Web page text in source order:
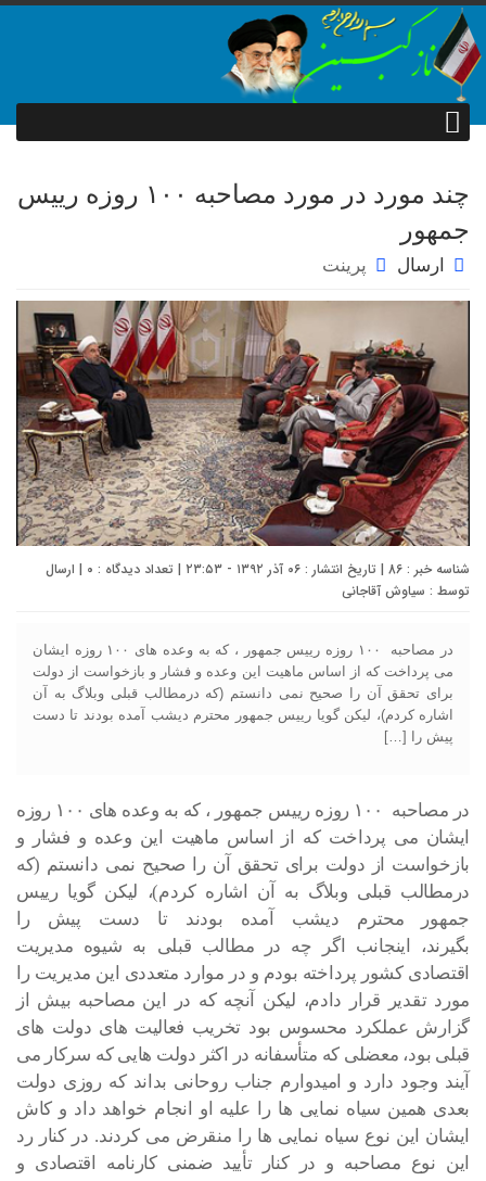
چند مورد در مورد مصاحبه ۱۰۰ روزه رییس
جمهور
ارسال پرینت
شناسه خبر : 86 | تاریخ انتشار : ۰۶ آذر ۱۳۹۲ - ۲۳:۵۳ | تعداد دیدگاه : ۰ | ارسال
توسط : سیاوش آقاجانی
در مصاحبه ۱۰۰ روزه رییس جمهور ، که به وعده های ۱۰۰ روزه ایشان
می پرداخت که از اساس ماهیت این وعده و فشار و بازخواست از دولت
برای تحقق آن را صحیح نمی دانستم (که درمطالب قبلی وبلاگ به آن
اشاره کردم)، لیکن گویا رییس جمهور محترم دیشب آمده بودند تا دست
پیش را […]
در مصاحبه ۱۰۰ روزه رییس جمهور ، که به وعده های ۱۰۰ روزه
ایشان می پرداخت که از اساس ماهیت این وعده و فشار و
بازخواست از دولت برای تحقق آن را صحیح نمی دانستم (که
درمطالب قبلی وبلاگ به آن اشاره کردم)، لیکن گویا رییس
جمهور محترم دیشب آمده بودند تا دست پیش را
بگیرند، اینجانب اگر چه در مطالب قبلی به شیوه مدیریت
اقتصادی کشور پرداخته بودم و در موارد متعددی این مدیریت را
مورد تقدیر قرار دادم، لیکن آنچه که در این مصاحبه بیش از
گزارش عملکرد محسوس بود تخریب فعالیت های دولت های
قبلی بود، معضلی که متأسفانه در اکثر دولت هایی که سرکار می
آیند وجود دارد و امیدوارم جناب روحانی بداند که روزی دولت
بعدی همین سیاه نمایی ها را علیه او انجام خواهد داد و کاش
ایشان این نوع سیاه نمایی ها را منقرض می کردند. در کنار رد
این نوع مصاحبه و در کنار تأیید ضمنی کارنامه اقتصادی و